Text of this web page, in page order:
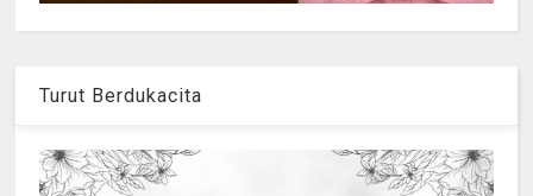
Turut Berdukacita